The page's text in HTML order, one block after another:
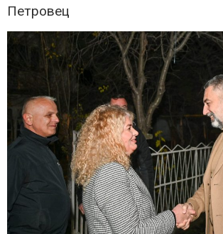
Петровец